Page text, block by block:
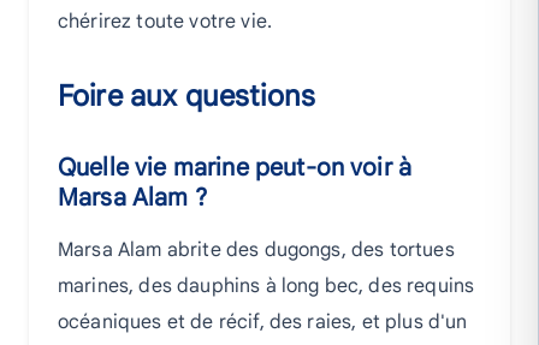
chérirez toute votre vie.
Foire aux questions
Quelle vie marine peut-on voir à
Marsa Alam ?
Marsa Alam abrite des dugongs, des tortues
marines, des dauphins à long bec, des requins
océaniques et de récif, des raies, et plus d'un